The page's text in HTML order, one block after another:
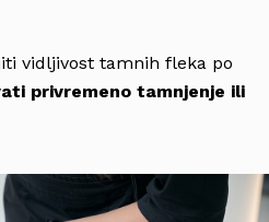
vidljivost tamnih fleka po
privremeno tamnjenje ili